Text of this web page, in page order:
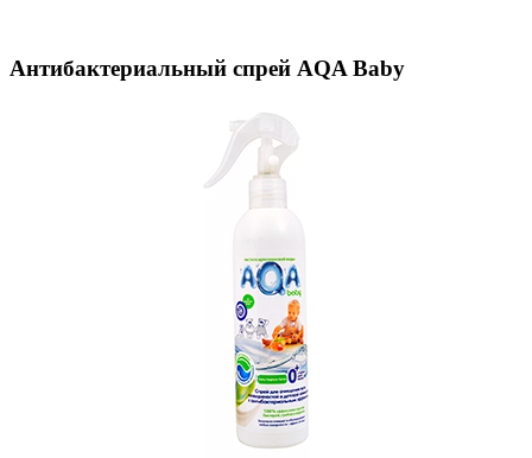
Антибактериальный спрей AQA Baby